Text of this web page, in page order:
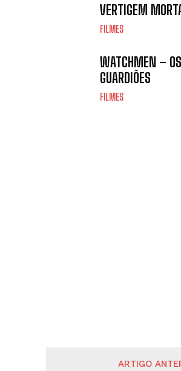
VERTIGEM
FILMES
WATCHMEN – OS
GUARDIÕES
FILMES
ARTIGO